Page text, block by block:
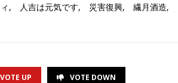
, 人吉は元気です, 災害復興, 繊月酒造,
VOTE UP VOTE DOWN